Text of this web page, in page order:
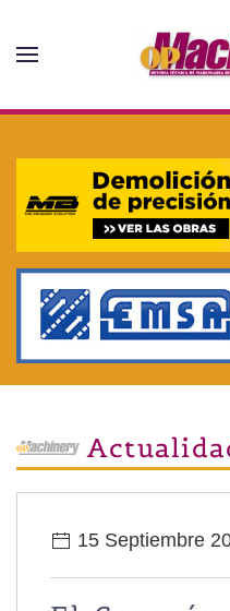
Skip to main content
15 Septiembre